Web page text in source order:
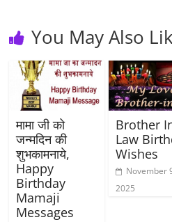
You May Also
मामा जी को
जन्मदिन की
शुभकामनाये,
Happy
Birthday
Mamaji
Messages
Brother
Law
Wishes
November
2025